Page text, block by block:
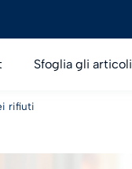
Sfoglia gli articoli
rifiuti